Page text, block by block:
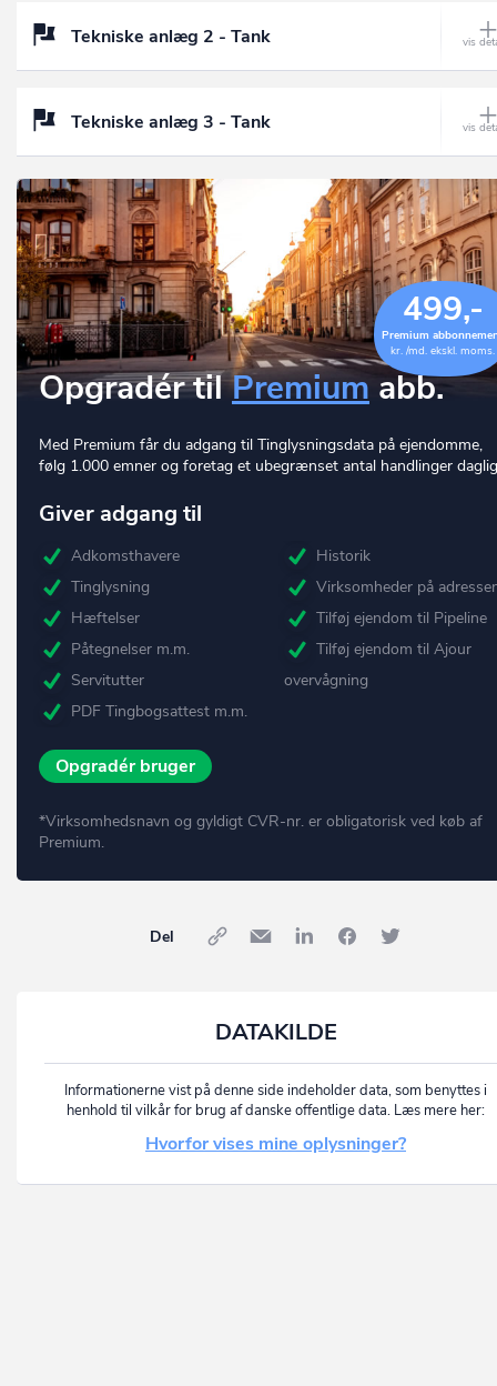
Tekniske anlæg 2 - Tank
Tekniske anlæg 3 - Tank
499,-
Premium
kr. /md. ekskl. moms.
Opgradér tilPremium abb.
Med Premium får du adgang til Tinglysningsdata på ejendomme,
følg 1.000 emner og foretag et ubegrænset antal handlinger
Giver adgang til
Adkomsthavere
Tinglysning
Hæftelser
Påtegnelser m.m.
Servitutter
PDF Tingbogsattest m.m.
Historik
Virksomheder på
Tilføj ejendom til Pipeline
Tilføj ejendom til Ajour
overvågning
Opgradér bruger
*Virksomhedsnavn og gyldigt CVR-nr. er obligatorisk ved køb af
Premium.
Del
DATAKILDE
Informationerne vist på denne side indeholder data, som benyttes i
henhold til vilkår for brug af danske offentlige data. Læs mere her:
Hvorfor vises mine oplysninger?